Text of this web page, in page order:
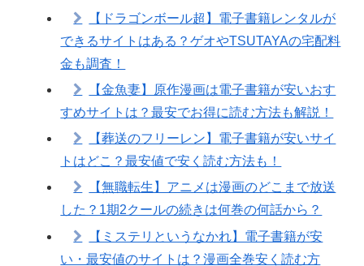
【ドラゴンボール超】電子書籍レンタルが
できるサイトはある？ゲオやTSUTAYAの宅配料
金も調査！
【金魚妻】原作漫画は電子書籍が安いおす
すめサイトは？最安でお得に読む方法も解説！
【葬送のフリーレン】電子書籍が安いサイ
トはどこ？最安値で安く読む方法も！
【無職転生】アニメは漫画のどこまで放送
した？1期2クールの続きは何巻の何話から？
【ミステリというなかれ】電子書籍が安
い・最安値のサイトは？漫画全巻安く読む方